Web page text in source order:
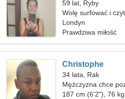
59 lat, Ryby
Wolę surfować i
Londyn
Prawdziwa miłość
Christophe
34 lata, Rak
Mężczyzna chce
187 cm (6'2"), 76